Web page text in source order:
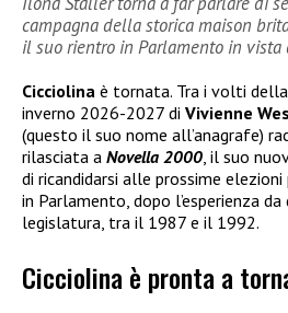
campagna della storica maison
il suo rientro in Parlamento in
Cicciolina è tornata. Tra i volti
inverno 2026-2027 di Vivienne
(questo il suo nome all’anagrafe)
rilasciata a Novella 2000 , il suo
di ricandidarsi alle prossime
in Parlamento, dopo l’esperienza
legislatura, tra il 1987 e il 1992.
Cicciolina è pronta a